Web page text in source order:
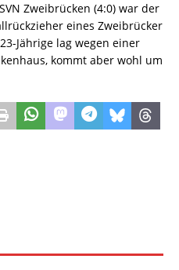
Zweibrücken (4:0) war der
eines Zweibrücker
Jährige lag wegen einer
kommt aber wohl um